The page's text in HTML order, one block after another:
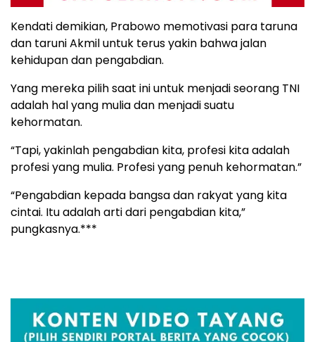
Kendati demikian, Prabowo memotivasi para taruna
dan taruni Akmil untuk terus yakin bahwa jalan
kehidupan dan pengabdian.
Yang mereka pilih saat ini untuk menjadi seorang TNI
adalah hal yang mulia dan menjadi suatu
kehormatan.
“Tapi, yakinlah pengabdian kita, profesi kita adalah
profesi yang mulia. Profesi yang penuh kehormatan.”
“Pengabdian kepada bangsa dan rakyat yang kita
cintai. Itu adalah arti dari pengabdian kita,”
pungkasnya.***